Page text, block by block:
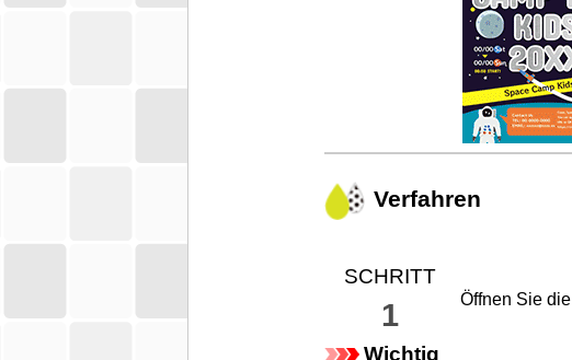
Verfahren
SCHRITT
1 Öffnen Sie die
Wichtig